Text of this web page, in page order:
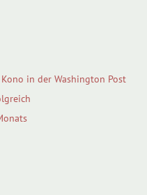
in der Washington Post